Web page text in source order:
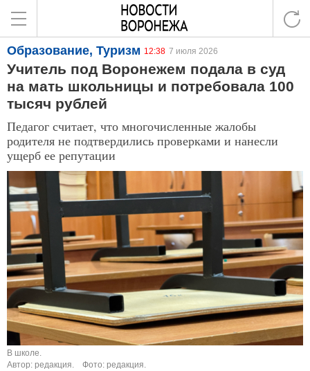
Образование, Туризм 12:38 7 июля 2026
Учитель под Воронежем подала в суд
на мать школьницы и потребовала 100
тысяч рублей
Педагог считает, что многочисленные жалобы
родителя не подтвердились проверками и нанесли
ущерб ее репутации
В школе.
Автор: редакция.
Фото: редакция.